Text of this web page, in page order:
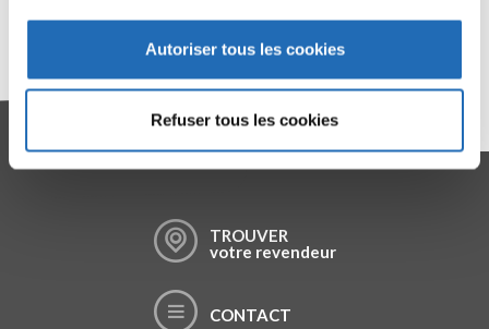
au bon fonctionnement du site. Pour plus d'informations,
consulter notre politique de
Autoriser tous les cookies
Refuser tous les cookies
TÉLÉCHARGER NOS CATALOGUES
GARDONS CONTACT
TROUVER
votre revendeur
CONTACT